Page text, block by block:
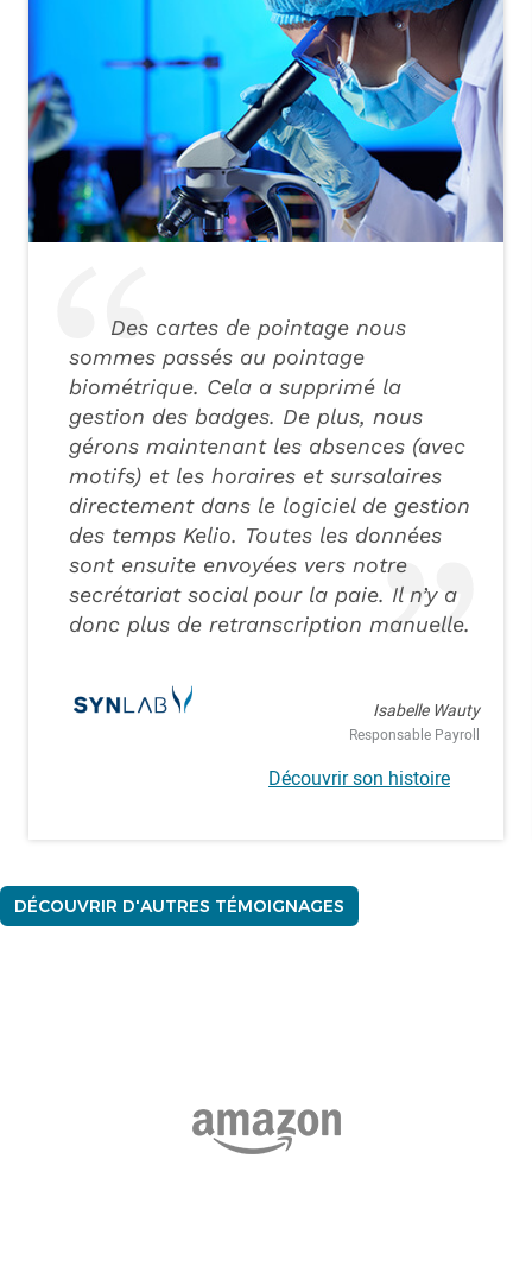
Des cartes de pointage nous
sommes passés au pointage
biométrique. Cela a supprimé la
gestion des badges. De plus, nous
gérons maintenant les absences (avec
motifs) et les horaires et sursalaires
directement dans le logiciel de gestion
des temps Kelio. Toutes les données
sont ensuite envoyées vers notre
secrétariat social pour la paie. Il n’y a
donc plus de retranscription manuelle.
Isabelle Wauty
Responsable Payroll
Découvrir son histoire
DÉCOUVRIR D'AUTRES TÉMOIGNAGES